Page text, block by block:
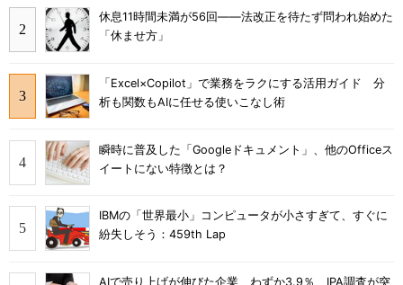
休息11時間未満が56回――法改正を待たず問われ始めた
「休ませ方」
「Excel×Copilot」で業務をラクにする活用ガイド 分
析も関数もAIに任せる使いこなし術
瞬時に普及した「Googleドキュメント」、他のOfficeス
イートにない特徴とは？
IBMの「世界最小」コンピュータが小さすぎて、すぐに
紛失しそう：459th Lap
AIで売り上げが伸びた企業、わずか3.9％ IPA調査が突